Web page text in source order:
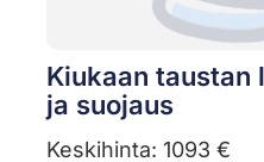
Kiukaan
ja suojaus
Keskihinta: 1093 €